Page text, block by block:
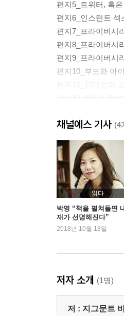
편지5_트위터, 혹
편지6_인스턴트 섹
편지7_프라이버시
편지8_프라이버시
편지9_프라이버시
편지10_부모와 아이
편지12_Y세대 들
편지14_아이가 아닌
편지15_속눈썹 감
편지16_유행에 관하
편지17_쇼핑하라!
편지18_문화 엘리
편지19_질병 권하는
편지20_신종 플루
편지21_건강 불평등
편지22_불평등이
편지26_새해 소망
편지27_예측할 수
편지28_계산할 수
채널예스 기사 (4
읽다
박영 “책을 펼쳐들면
재가 선명해진다”
2018년 10월 18일
저자 소개 (1명)
저 : 지그문트